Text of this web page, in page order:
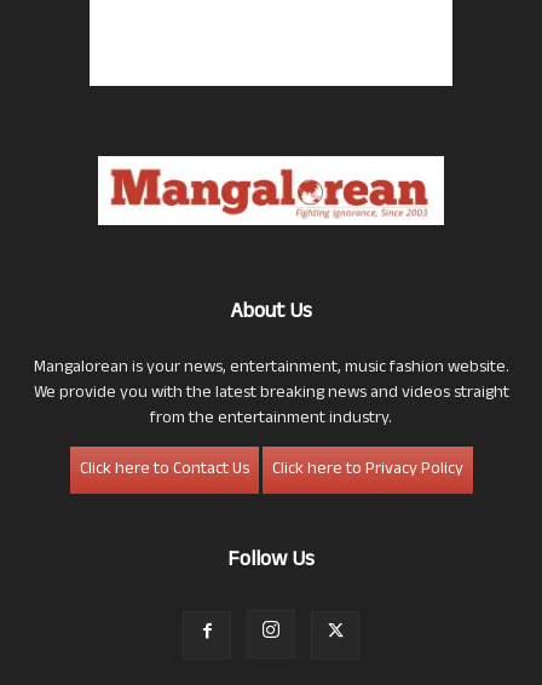
About Us
Mangalorean is your news, entertainment, music fashion website.
We provide you with the latest breaking news and videos straight
from the entertainment industry.
Click here to Contact Us
Click here to Privacy Policy
Follow Us